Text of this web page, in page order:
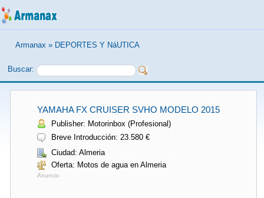
Armanax » DEPORTES Y NáUTICA
Buscar:
YAMAHA FX CRUISER SVHO MODELO 2015
Publisher: Motorinbox (Profesional)
Breve Introducción: 23.580 €
Ciudad: Almeria
Oferta: Motos de agua en Almeria
Anuncio